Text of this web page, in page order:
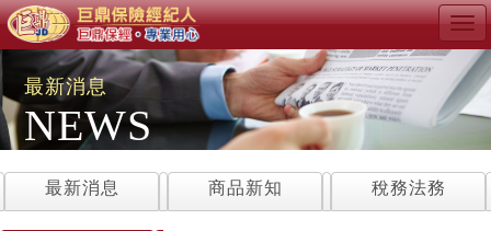
最新消息
NEWS
最新消息 商品新知 稅務法務